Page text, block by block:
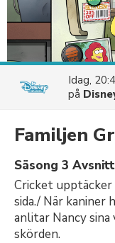
Idag,
på
Familjen
Säsong 3
Cricket
sida./ När
anlitar Nancy
skörden.